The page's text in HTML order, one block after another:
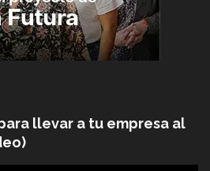
llevar a tu empresa al